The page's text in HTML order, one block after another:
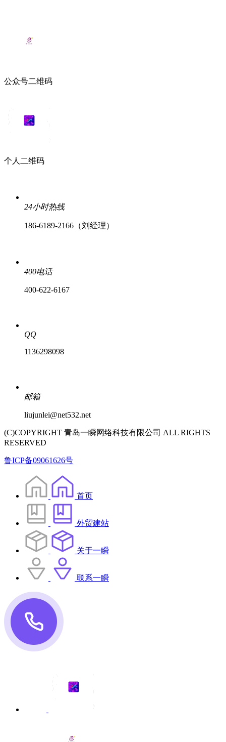
公众号二维码
个人二维码
24小时热线
186-6189-2166（刘经理）
400电话
400-622-6167
QQ
1136298098
邮箱
liujunlei@net532.net
(C)COPYRIGHT 青岛一瞬网络科技有限公司 ALL RIGHTS
RESERVED
鲁ICP备09061626号
首页
外贸建站
关于一瞬
联系一瞬